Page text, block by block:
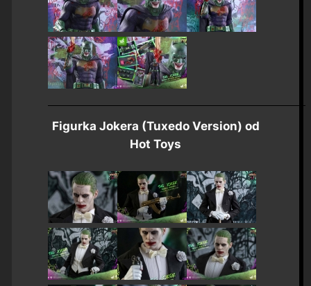
Figurka Jokera (Tuxedo Version) od
Hot Toys